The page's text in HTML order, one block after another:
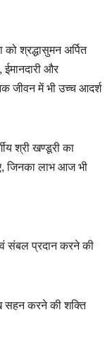
श्रद्धासुमन अर्पित
और
जीवन में भी उच्च आदर्श
श्री खण्डूरी का
जिनका लाभ आज भी
संबल प्रदान करने की
सहन करने की शक्ति